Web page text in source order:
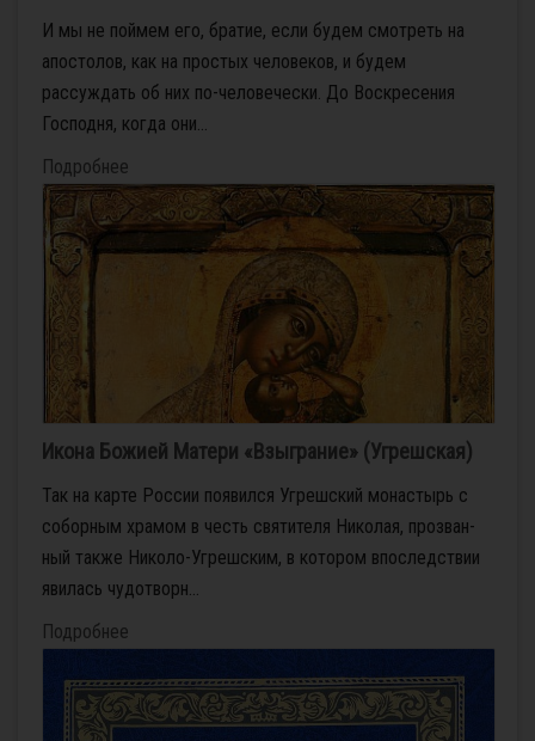
И мы не поймем его, братие, если будем смотреть на
апостолов, как на простых человеков, и будем
рассуждать об них по-человечески. До Воскресения
Господня, когда они...
Подробнее
Икона Божией Матери «Взыграние» (Угрешская)
Так на кар­те Рос­сии по­явил­ся Уг­реш­ский мо­на­стырь с
со­бор­ным хра­мом в честь свя­ти­те­ля Ни­ко­лая, про­зван­
ный так­же Ни­ко­ло-Уг­реш­ским, в ко­то­ром впо­след­ствии
яви­лась чу­до­твор­н...
Подробнее